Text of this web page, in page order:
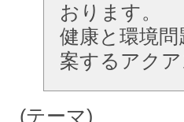
おります。
健康と環境
案するアク
(テーマ)